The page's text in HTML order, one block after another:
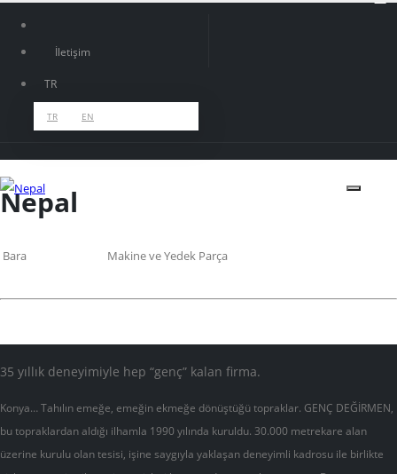
İletişim
TR
TR EN
PROJELER
Nepal
Bara Makine ve Yedek Parça
35 yıllık deneyimiyle hep “genç” kalan firma.
Konya… Tahılın emeğe, emeğin ekmeğe dönüştüğü topraklar. GENÇ DEĞİRMEN,
bu topraklardan aldığı ilhamla 1990 yılında kuruldu. 30.000 metrekare alan
üzerine kurulu olan tesisi, işine saygıyla yaklaşan deneyimli kadrosu ile birlikte